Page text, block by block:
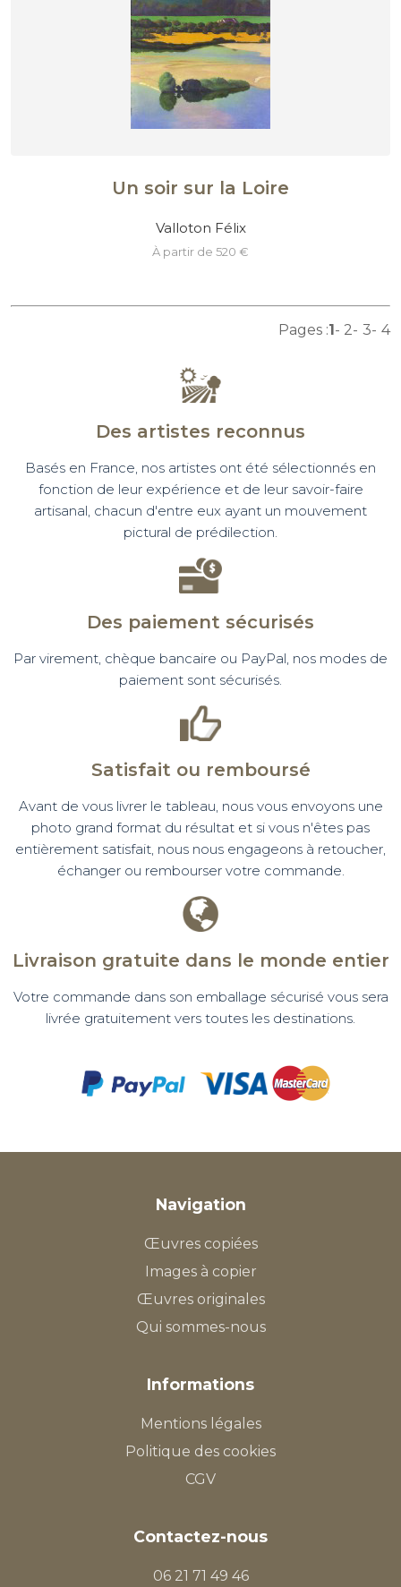
Un soir sur la Loire
Valloton Félix
à partir de 520 €
Pages :1 2 3 4
Des artistes reconnus
Basés en France, nos artistes ont été sélectionnés en
fonction de leur expérience et de leur savoir-faire
artisanal, chacun d'entre eux ayant un mouvement
pictural de prédilection.
Des paiement sécurisés
Par virement, chèque bancaire ou PayPal, nos modes de
paiement sont sécurisés.
Satisfait ou remboursé
Avant de vous livrer le tableau, nous vous envoyons une
photo grand format du résultat et si vous n'êtes pas
entièrement satisfait, nous nous engageons à retoucher,
échanger ou rembourser votre commande.
Livraison gratuite dans le monde entier
Votre commande dans son emballage sécurisé vous sera
livrée gratuitement vers toutes les destinations.
Navigation
Œuvres copiées
Images à copier
Œuvres originales
Qui sommes-nous
Informations
Mentions légales
Politique des cookies
CGV
Contactez-nous
06 21 71 49 46